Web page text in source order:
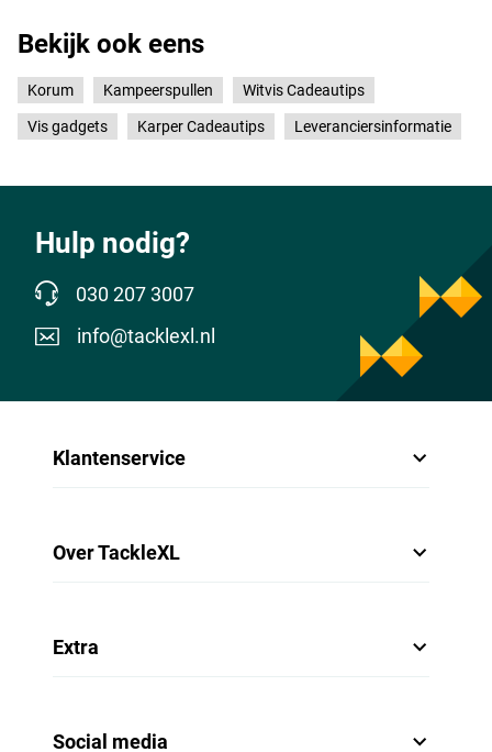
Bekijk ook eens
Korum Kampeerspullen Witvis Cadeautips
Vis gadgets Karper Cadeautips Leveranciersinformatie
Hulp nodig?
030 207 3007
info@tacklexl.nl
Klantenservice
Over TackleXL
Extra
Social media